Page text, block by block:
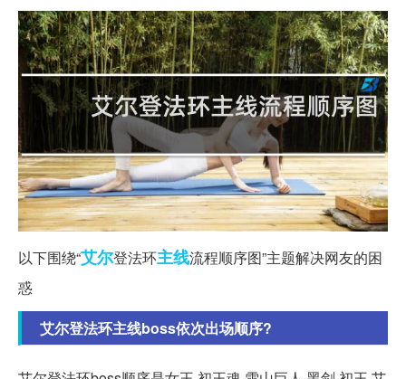
以下围绕“艾尔登法环主线流程顺序图”主题解决网友的困
惑
艾尔登法环主线boss依次出场顺序?